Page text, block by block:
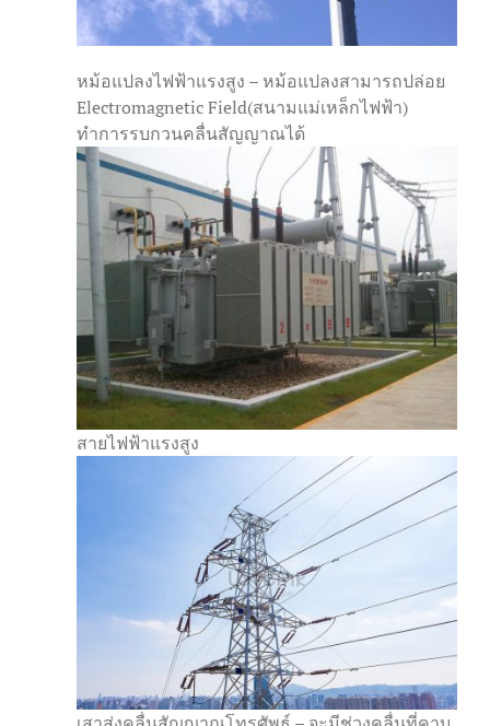
หม้อแปลงไฟฟ้าแรงสูง – หม้อแปลงสามารถปล่อย
Electromagnetic Field(สนามแม่เหล็กไฟฟ้า)
ทำการรบกวนคลื่นสัญญาณได้
สายไฟฟ้าแรงสูง